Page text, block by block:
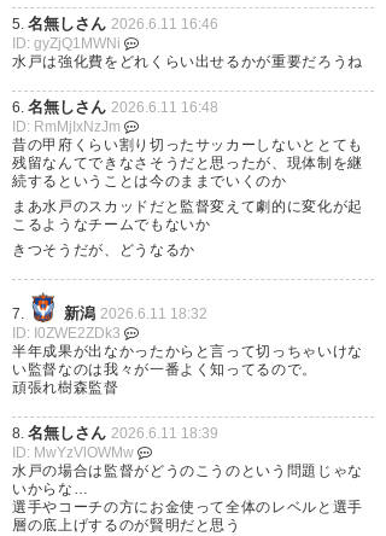
#水戸ホーリーホック
— またり (relationmusic)2026,
6月 11
樹森監督続投かー！「水戸の未
来がかかった」って言葉、重み
あるな…
来季ほんとに正念場だと思う
し、覚悟が伝わってくる。応援
してます
— ゆらの (yurano_tomo)2026,
6月 11
5. 名無しさん 2026.6.11 16:46
ID: gyZjQ1MWNi
水戸は強化費をどれくらい出せるかが重要だろうね
6. 名無しさん 2026.6.11 16:48
ID: RmMjIxNzJm
昔の甲府くらい割り切ったサッカーしないととても
残留なんてできなさそうだと思ったが、現体制を継
続するということは今のままでいくのか
まあ水戸のスカッドだと監督変えて劇的に変化が起
こるようなチームでもないか
きつそうだが、どうなるか
7. 新潟 2026.6.11 18:32
ID: I0ZWE2ZDk3
半年成果が出なかったからと言って切っちゃいけな
い監督なのは我々が一番よく知ってるので。
頑張れ樹森監督
8. 名無しさん 2026.6.11 18:39
ID: MwYzVlOWMw
水戸の場合は監督がどうのこうのという問題じゃな
いからな…
選手やコーチの方にお金使って全体のレベルと選手
層の底上げするのが賢明だと思う